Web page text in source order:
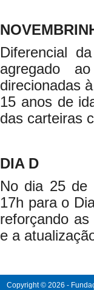
Diferencial
agregado
direcionadas
15 anos de
das carteiras
DIA D
No dia 25 de
17h para o
reforçando
e a
Copyright © 2026 -